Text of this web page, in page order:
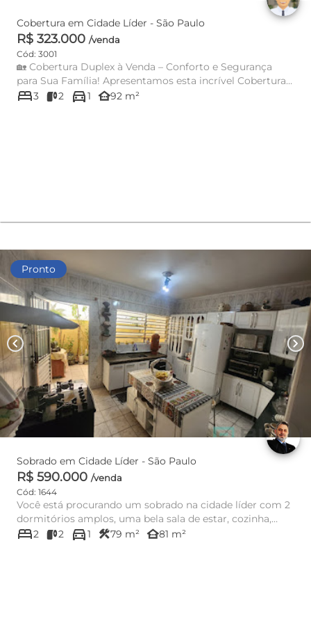
Cobertura em Cidade Líder - São Paulo
R$ 323.000 /venda
Cód: 3001
🏡 Cobertura Duplex à Venda – Conforto e Segurança
para Sua Família! Apresentamos esta incrível Cobertura
Duplex ...
bed3 2 directions_car1 other_houses92 m²
Pronto
chevron_left chevron_right
Sobrado em Cidade Líder - São Paulo
R$ 590.000 /venda
Cód: 1644
Você está procurando um sobrado na cidade líder com 2
dormitórios amplos, uma bela sala de estar, cozinha,
lavabo, banhe...
bed2 2 directions_car1 construction79 m² other_houses81 m²